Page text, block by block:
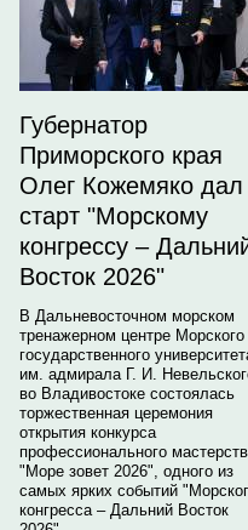
Губернатор
Приморского края
Олег Кожемяко дал
старт "Морскому
конгрессу –
Восток 2026"
В Дальневосточном морском
тренажерном центре Морского
государственного
им. адмирала Г. И.
во Владивостоке состоялась
торжественная церемония
открытия конкурса
профессионального
"Море зовет 2026", одного из
самых ярких событий
конгресса – Дальний Восток